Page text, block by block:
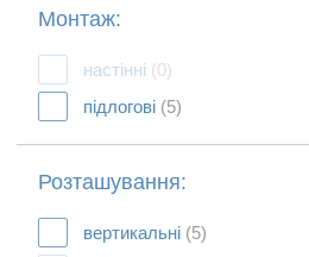
Монтаж:
настінні (0)
підлогові (5)
Розташування:
вертикальні (5)